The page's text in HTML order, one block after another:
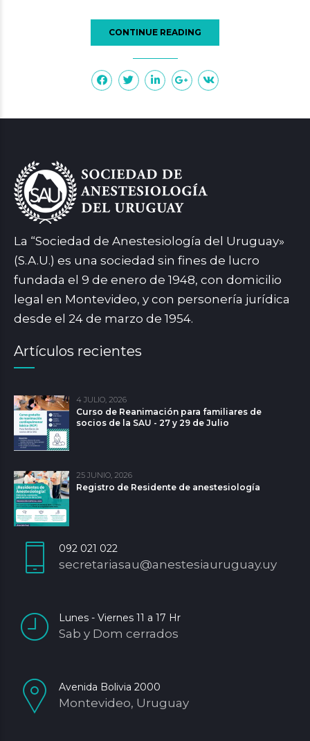
CONTINUE READING
La “Sociedad de Anestesiología del Uruguay»
(S.A.U.) es una sociedad sin fines de lucro
fundada el 9 de enero de 1948, con domicilio
legal en Montevideo, y con personería jurídica
desde el 24 de marzo de 1954.
Artículos recientes
4 JULIO, 2026
Curso de Reanimación para familiares de
socios de la SAU - 27 y 29 de Julio
25 JUNIO, 2026
Registro de Residente de anestesiología
092 021 022
secretariasau@anestesiauruguay.uy
Lunes - Viernes 11 a 17 Hr
Sab y Dom cerrados
Avenida Bolivia 2000
Montevideo, Uruguay